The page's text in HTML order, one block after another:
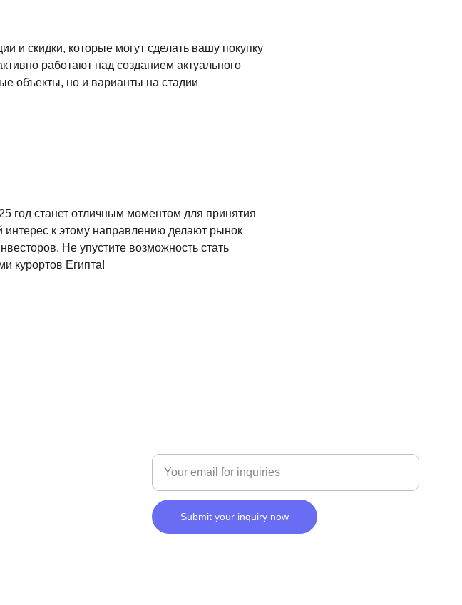
и скидки, которые могут сделать вашу покупку
работают над созданием актуального
объекты, но и варианты на стадии
год станет отличным моментом для принятия
к этому направлению делают рынок
Не упустите возможность стать
курортов Египта!
Submit your inquiry now